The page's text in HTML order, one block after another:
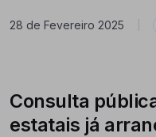
28 de Fevereiro 2025
Consulta
estatais já